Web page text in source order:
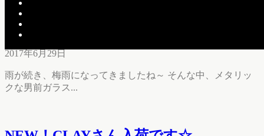
素敵な花器のご紹介です♪
2017年6月29日
雨が続き、梅雨になってきましたね～ そんな中、メタリッ
クな男前ガラス...